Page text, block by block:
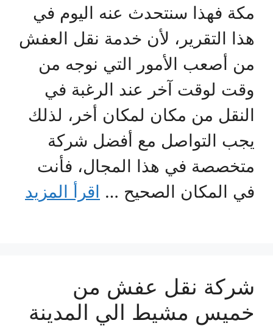
مكة فهذا سنتحدث عنه اليوم في
هذا التقرير، لأن خدمة نقل العفش
من أصعب الأمور التي نوجه من
وقت لوقت آخر عند الرغبة في
النقل من مكان لمكان أخر، لذلك
يجب التواصل مع أفضل شركة
متخصصة في هذا المجال، فأنت
في المكان الصحيح … اقرأ المزيد
شركة نقل عفش من
خميس مشيط الي المدينة